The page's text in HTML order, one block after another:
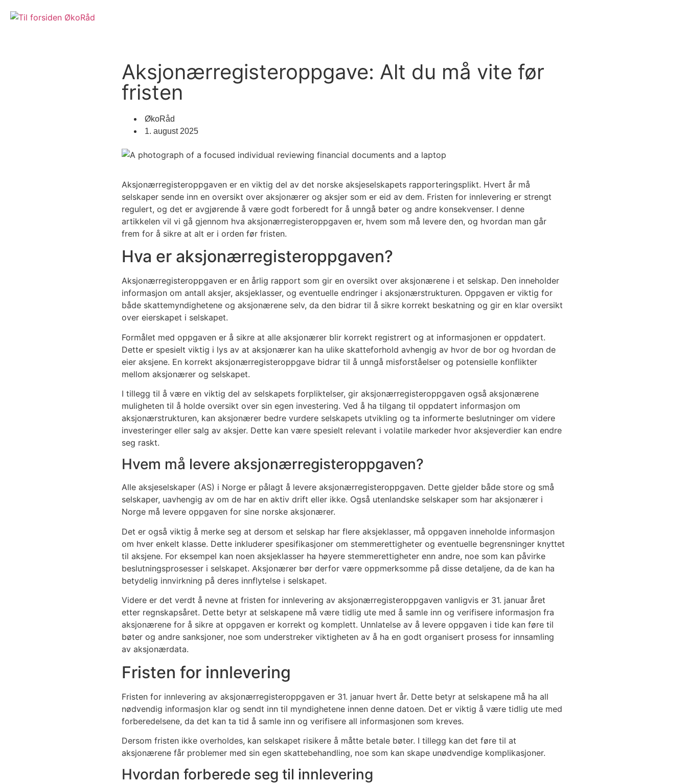
Aksjonærregisteroppgave: Alt du må vite før
fristen
ØkoRåd
1. august 2025
Aksjonærregisteroppgaven er en viktig del av det norske aksjeselskapets rapporteringsplikt. Hvert år må
selskaper sende inn en oversikt over aksjonærer og aksjer som er eid av dem. Fristen for innlevering er strengt
regulert, og det er avgjørende å være godt forberedt for å unngå bøter og andre konsekvenser. I denne
artikkelen vil vi gå gjennom hva aksjonærregisteroppgaven er, hvem som må levere den, og hvordan man går
frem for å sikre at alt er i orden før fristen.
Hva er aksjonærregisteroppgaven?
Aksjonærregisteroppgaven er en årlig rapport som gir en oversikt over aksjonærene i et selskap. Den inneholder
informasjon om antall aksjer, aksjeklasser, og eventuelle endringer i aksjonærstrukturen. Oppgaven er viktig for
både skattemyndighetene og aksjonærene selv, da den bidrar til å sikre korrekt beskatning og gir en klar oversikt
over eierskapet i selskapet.
Formålet med oppgaven er å sikre at alle aksjonærer blir korrekt registrert og at informasjonen er oppdatert.
Dette er spesielt viktig i lys av at aksjonærer kan ha ulike skatteforhold avhengig av hvor de bor og hvordan de
eier aksjene. En korrekt aksjonærregisteroppgave bidrar til å unngå misforståelser og potensielle konflikter
mellom aksjonærer og selskapet.
I tillegg til å være en viktig del av selskapets forpliktelser, gir aksjonærregisteroppgaven også aksjonærene
muligheten til å holde oversikt over sin egen investering. Ved å ha tilgang til oppdatert informasjon om
aksjonærstrukturen, kan aksjonærer bedre vurdere selskapets utvikling og ta informerte beslutninger om videre
investeringer eller salg av aksjer. Dette kan være spesielt relevant i volatile markeder hvor aksjeverdier kan endre
seg raskt.
Hvem må levere aksjonærregisteroppgaven?
Alle aksjeselskaper (AS) i Norge er pålagt å levere aksjonærregisteroppgaven. Dette gjelder både store og små
selskaper, uavhengig av om de har en aktiv drift eller ikke. Også utenlandske selskaper som har aksjonærer i
Norge må levere oppgaven for sine norske aksjonærer.
Det er også viktig å merke seg at dersom et selskap har flere aksjeklasser, må oppgaven inneholde informasjon
om hver enkelt klasse. Dette inkluderer spesifikasjoner om stemmerettigheter og eventuelle begrensninger knyttet
til aksjene. For eksempel kan noen aksjeklasser ha høyere stemmerettigheter enn andre, noe som kan påvirke
beslutningsprosesser i selskapet. Aksjonærer bør derfor være oppmerksomme på disse detaljene, da de kan ha
betydelig innvirkning på deres innflytelse i selskapet.
Videre er det verdt å nevne at fristen for innlevering av aksjonærregisteroppgaven vanligvis er 31. januar året
etter regnskapsåret. Dette betyr at selskapene må være tidlig ute med å samle inn og verifisere informasjon fra
aksjonærene for å sikre at oppgaven er korrekt og komplett. Unnlatelse av å levere oppgaven i tide kan føre til
bøter og andre sanksjoner, noe som understreker viktigheten av å ha en godt organisert prosess for innsamling
av aksjonærdata.
Fristen for innlevering
Fristen for innlevering av aksjonærregisteroppgaven er 31. januar hvert år. Dette betyr at selskapene må ha all
nødvendig informasjon klar og sendt inn til myndighetene innen denne datoen. Det er viktig å være tidlig ute med
forberedelsene, da det kan ta tid å samle inn og verifisere all informasjonen som kreves.
Dersom fristen ikke overholdes, kan selskapet risikere å måtte betale bøter. I tillegg kan det føre til at
aksjonærene får problemer med sin egen skattebehandling, noe som kan skape unødvendige komplikasjoner.
Hvordan forberede seg til innlevering